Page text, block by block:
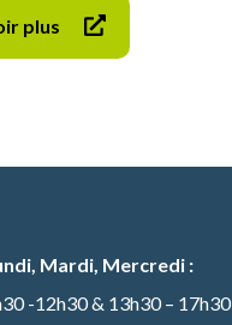
plus
Mardi, Mercredi :
-12h30 & 13h30 – 17h30